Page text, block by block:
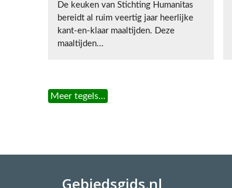
De keuken van Stichting Humanitas
bereidt al ruim veertig jaar heerlijke
kant-en-klaar maaltijden. Deze
maaltijden...
Meer tegels...
Gebiedsgids.nl